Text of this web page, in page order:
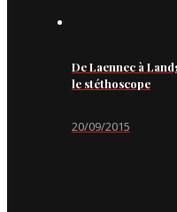
De Laennec à
le stéthoscope
20/09/2015